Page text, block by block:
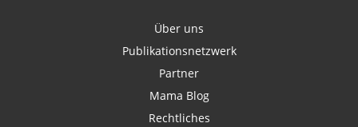
Über uns
Publikationsnetzwerk
Partner
Mama Blog
Rechtliches